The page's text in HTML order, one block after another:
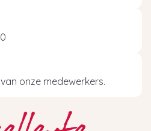
onze medewerkers.